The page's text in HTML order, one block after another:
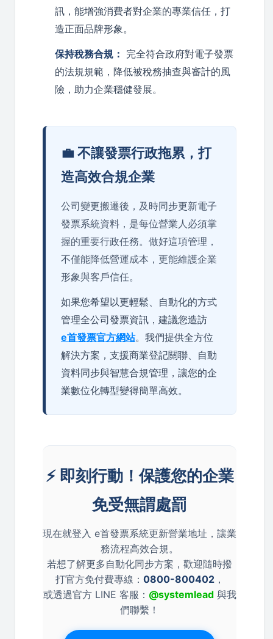
訊，能增強消費者對企業的專業信任，打
造正面品牌形象。
保持稅務合規： 完全符合政府對電子發票
的法規規範，降低被稅務抽查與審計的風
險，助力企業穩健發展。
💼 不讓發票行政拖累，打
造高效合規企業
公司變更搬遷後，及時同步更新電子
發票系統資料，是每位營業人必須掌
握的重要行政任務。做好這項管理，
不僅能降低營運成本，更能維護企業
形象與客戶信任。
如果您希望以更輕鬆、自動化的方式
管理全公司發票資訊，建議您造訪
e首發票官方網站。我們提供全方位
解決方案，支援商業登記關聯、自動
資料同步與智慧合規管理，讓您的企
業數位化轉型變得簡單高效。
⚡ 即刻行動！保護您的企業
免受無謂處罰
現在就登入 e首發票系統更新營業地址，讓業
務流程高效合規。
若想了解更多自動化同步方案，歡迎隨時撥
打官方免付費專線： 0800-800402，
或透過官方 LINE 客服： @systemlead與我
們聯繫！